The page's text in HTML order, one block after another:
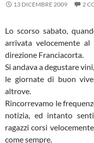
13 DICEMBRE 2009 2
Lo scorso sabato,
arrivata velocemente
direzione Franciacorta.
Si andava a degustare
le giornate di buon
altrove.
Rincorrevamo le
notizia, ed intanto
ragazzi corsi
come sempre.